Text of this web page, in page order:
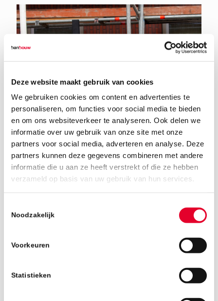
Deze website maakt gebruik van cookies
We gebruiken cookies om content en advertenties te
personaliseren, om functies voor social media te bieden
en om ons websiteverkeer te analyseren. Ook delen we
informatie over uw gebruik van onze site met onze
partners voor social media, adverteren en analyse. Deze
partners kunnen deze gegevens combineren met andere
informatie die u aan ze heeft verstrekt of die ze hebben
verzameld op basis van uw gebruik van hun services.
Noodzakelijk
Voorkeuren
Statistieken
17 april 2025